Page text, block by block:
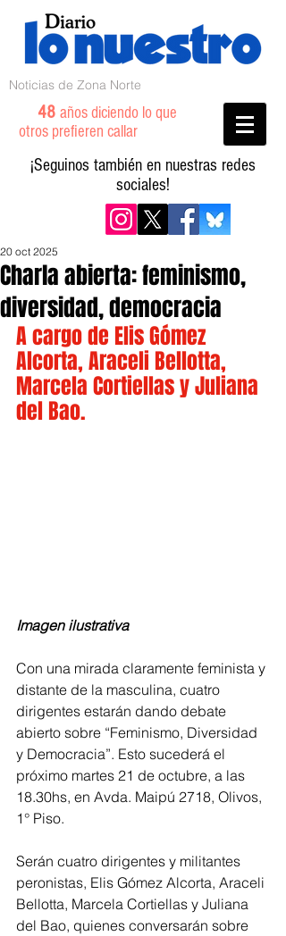
Noticias de Zona Norte
48 años diciendo lo que
otros prefieren callar
¡Seguinos también en nuestras redes
sociales!
Charla abierta: feminismo,
diversidad, democracia
20 oct 2025
A cargo de Elis Gómez
Alcorta, Araceli Bellotta,
Marcela Cortiellas y Juliana
del Bao.
Imagen ilustrativa
Con una mirada claramente feminista y
distante de la masculina, cuatro
dirigentes estarán dando debate
abierto sobre “Feminismo, Diversidad
y Democracia”. Esto sucederá el
próximo martes 21 de octubre, a las
18.30hs, en Avda. Maipú 2718, Olivos,
1° Piso.
Serán cuatro dirigentes y militantes
peronistas, Elis Gómez Alcorta, Araceli
Bellotta, Marcela Cortiellas y Juliana
del Bao, quienes conversarán sobre